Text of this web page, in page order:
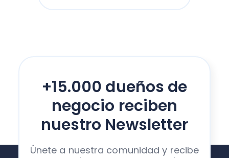
+15.000 dueños de
negocio reciben
nuestro Newsletter
Únete a nuestra comunidad y recibe